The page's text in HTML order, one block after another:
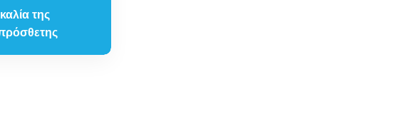
της